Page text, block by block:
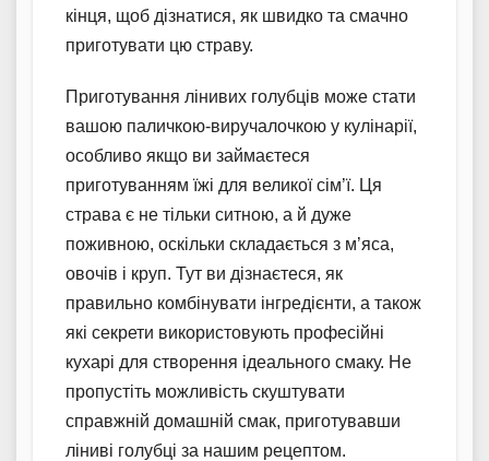
кінця, щоб дізнатися, як швидко та смачно
приготувати цю страву.
Приготування лінивих голубців може стати
вашою паличкою-виручалочкою у кулінарії,
особливо якщо ви займаєтеся
приготуванням їжі для великої сім’ї. Ця
страва є не тільки ситною, а й дуже
поживною, оскільки складається з м’яса,
овочів і круп. Тут ви дізнаєтеся, як
правильно комбінувати інгредієнти, а також
які секрети використовують професійні
кухарі для створення ідеального смаку. Не
пропустіть можливість скуштувати
справжній домашній смак, приготувавши
ліниві голубці за нашим рецептом.